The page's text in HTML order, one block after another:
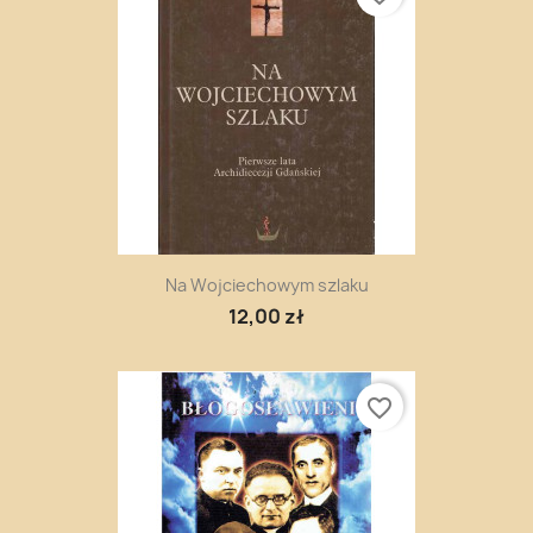
Na Wojciechowym szlaku
12,00 zł
favorite_border